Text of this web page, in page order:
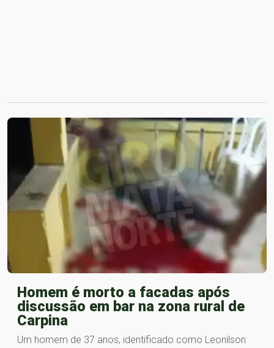
Homem é morto a facadas após
discussão em bar na zona rural de
Carpina
Um homem de 37 anos, identificado como Leonilson